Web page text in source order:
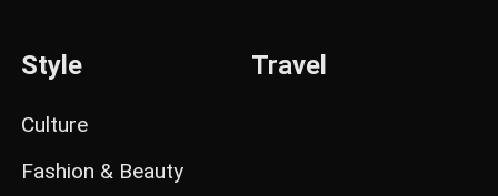
Style
Culture
Fashion & Beauty
Travel